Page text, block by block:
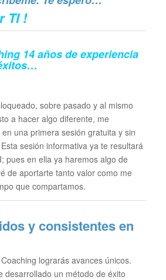
TI !
14 años de experiencia
sobre pasado y al mismo
a hacer algo diferente, me
una primera sesión gratuita y sin
sesión informativa ya te resultará
pues en ella ya haremos algo de
de aportarte tanto valor como me
que compartamos.
y consistentes en
lograrás avances únicos.
desarrollado un método de éxito